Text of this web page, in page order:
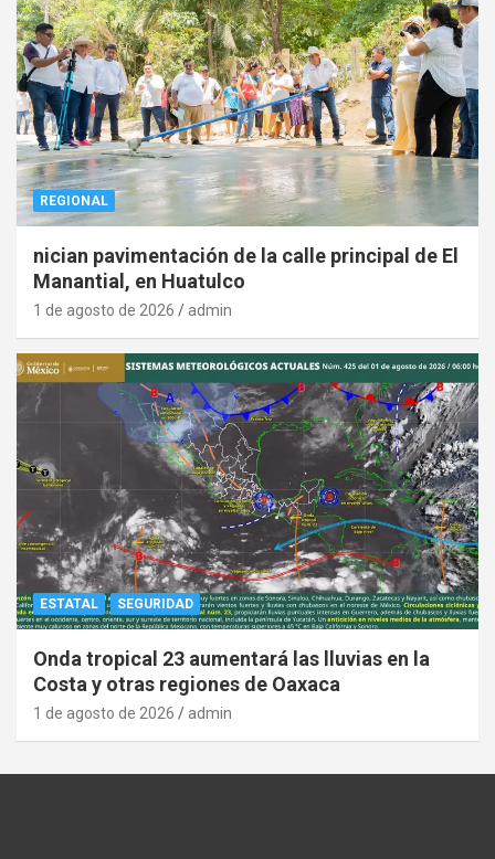
REGIONAL
nician pavimentación de la calle principal de El
Manantial, en Huatulco
1 de agosto de 2026 admin
ESTATAL SEGURIDAD
Onda tropical 23 aumentará las lluvias en la
Costa y otras regiones de Oaxaca
1 de agosto de 2026 admin